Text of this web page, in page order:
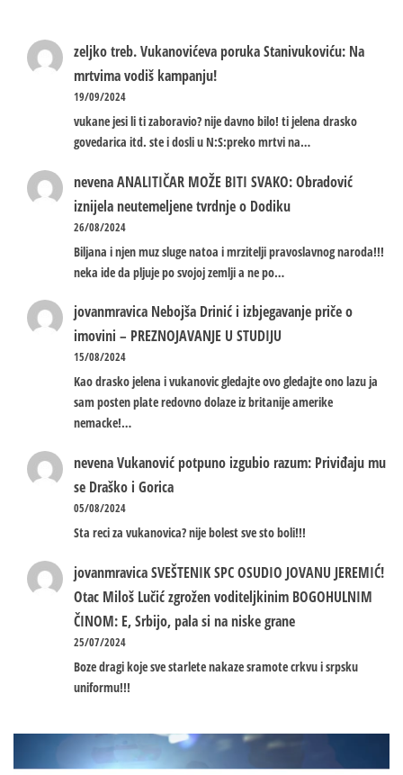
zeljko treb.Vukanovićeva poruka Stanivukoviću: Na
mrtvima vodiš kampanju!
19/09/2024
vukane jesi li ti zaboravio? nije davno bilo! ti jelena drasko
govedarica itd. ste i dosli u N:S:preko mrtvi na…
nevenaANALITIČAR MOŽE BITI SVAKO: Obradović
iznijela neutemeljene tvrdnje o Dodiku
26/08/2024
Biljana i njen muz sluge natoa i mrzitelji pravoslavnog naroda!!!
neka ide da pljuje po svojoj zemlji a ne po…
jovanmravica Nebojša Drinić i izbjegavanje priče o
imovini – PREZNOJAVANJE U STUDIJU
15/08/2024
Kao drasko jelena i vukanovic gledajte ovo gledajte ono lazu ja
sam posten plate redovno dolaze iz britanije amerike
nemacke!…
nevenaVukanović potpuno izgubio razum: Priviđaju mu
se Draško i Gorica
05/08/2024
Sta reci za vukanovica? nije bolest sve sto boli!!!
jovanmravicaSVEŠTENIK SPC OSUDIO JOVANU JEREMIĆ!
Otac Miloš Lučić zgrožen voditeljkinim BOGOHULNIM
ČINOM: E, Srbijo, pala si na niske grane
25/07/2024
Boze dragi koje sve starlete nakaze sramote crkvu i srpsku
uniformu!!!